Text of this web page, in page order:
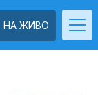
НА ЖИВО